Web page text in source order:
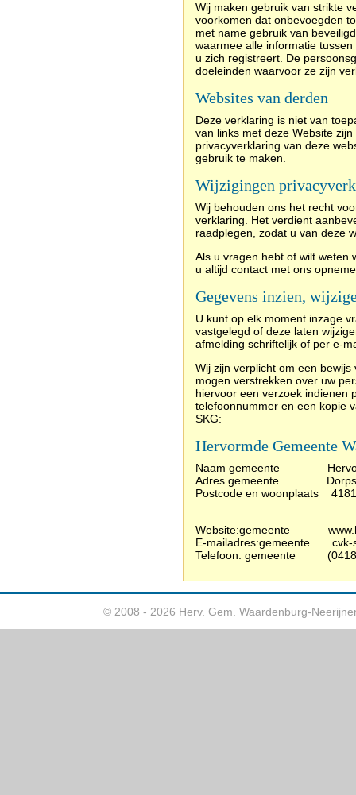
Wij maken gebruik van strikte
voorkomen dat onbevoegden
met name gebruik van
waarmee alle informatie
u zich registreert. De
doeleinden waarvoor ze zijn
Websites van derden
Deze verklaring is niet van
van links met deze Website
privacyverklaring van deze
gebruik te maken.
Wijzigingen
Wij behouden ons het recht
verklaring. Het verdient
raadplegen, zodat u van deze
Als u vragen hebt of wilt weten
u altijd contact met ons
Gegevens inzien,
U kunt op elk moment inzage
vastgelegd of deze laten
afmelding schriftelijk of per e-
Wij zijn verplicht om een
mogen verstrekken over uw
hiervoor een verzoek indienen
telefoonnummer en een kopie
SKG:
Hervormde Gemeente
Naam gemeente
Adres gemeente
Postcode en woonplaats 4181
Website:gemeente
E-mailadres:gemeente cvk-
Telefoon: gemeente
© 2008 - 2026 Herv. Gem. Waardenburg-